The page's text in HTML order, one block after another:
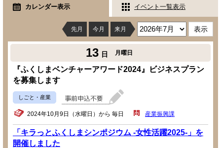
カレンダー表示 イベント一覧表示
先月 今月 来月
13 日 月曜日
『ふくしまベンチャーアワード2024』ビジネスプラン
を募集します
しごと・産業
2024年10月9日（水曜日）から 毎日 産業振興課
「キラっとふくしまシンポジウム -女性活躍2025-」を
開催しました